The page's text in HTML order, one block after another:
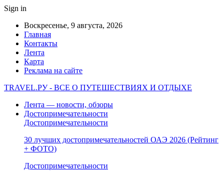
Sign in
Воскресенье, 9 августа, 2026
Главная
Контакты
Лента
Карта
Реклама на сайте
TRAVEL.РУ - ВСЕ О ПУТЕШЕСТВИЯХ И ОТДЫХЕ
Лента — новости, обзоры
Достопримечательности
Достопримечательности
30 лучших достопримечательностей ОАЭ 2026 (Рейтинг
+ ФОТО)
Достопримечательности